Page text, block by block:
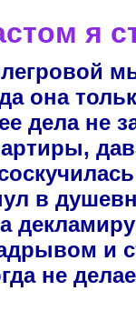
я
она
дела не
в
и
не